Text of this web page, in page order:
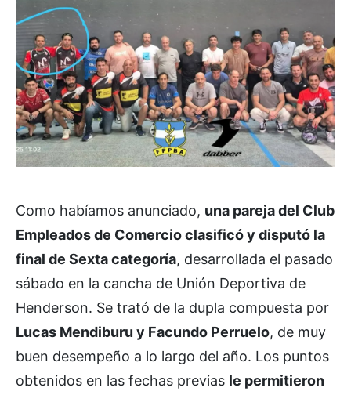
Como habíamos anunciado, una pareja del Club
Empleados de Comercio clasificó y disputó la
final de Sexta categoría, desarrollada el pasado
sábado en la cancha de Unión Deportiva de
Henderson. Se trató de la dupla compuesta por
Lucas Mendiburu y Facundo Perruelo, de muy
buen desempeño a lo largo del año. Los puntos
obtenidos en las fechas previas le permitieron